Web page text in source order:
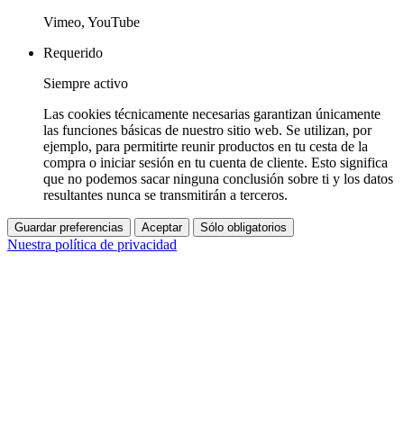
Vimeo, YouTube
Requerido
Siempre activo
Las cookies técnicamente necesarias garantizan únicamente
las funciones básicas de nuestro sitio web. Se utilizan, por
ejemplo, para permitirte reunir productos en tu cesta de la
compra o iniciar sesión en tu cuenta de cliente. Esto significa
que no podemos sacar ninguna conclusión sobre ti y los datos
resultantes nunca se transmitirán a terceros.
Guardar preferencias Aceptar Sólo obligatorios
Nuestra política de privacidad